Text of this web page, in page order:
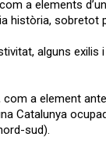
a elements
història, sobretot
alguns
com a element
Catalunya
sud).